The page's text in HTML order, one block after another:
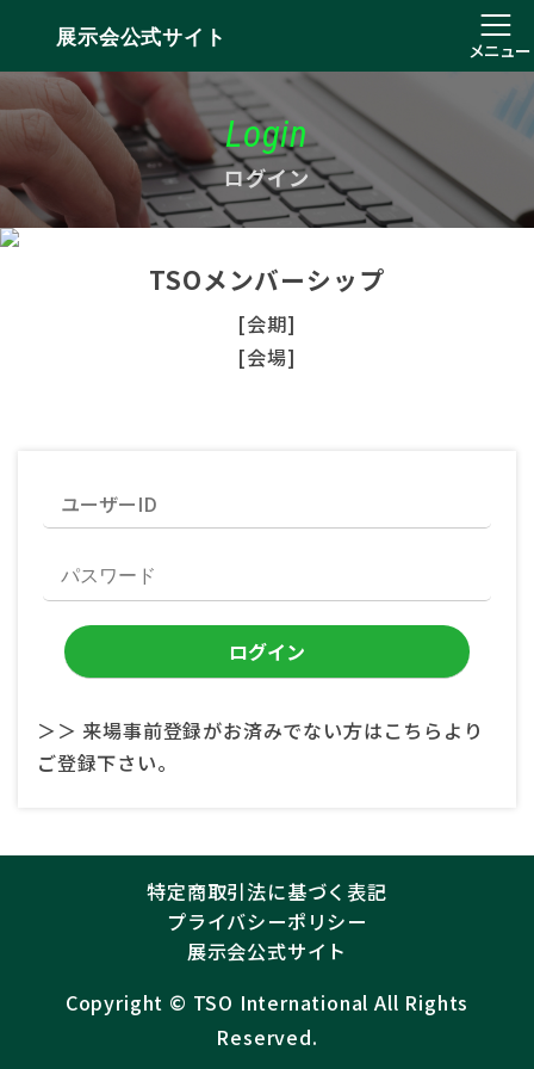
展示会公式サイト
メニュー
Login
ログイン
TSOメンバーシップ
[会期]
[会場]
＞＞ 来場事前登録がお済みでない方はこちらより
ご登録下さい。
特定商取引法に基づく表記
プライバシーポリシー
展示会公式サイト
Copyright ©︎ TSO International All Rights
Reserved.